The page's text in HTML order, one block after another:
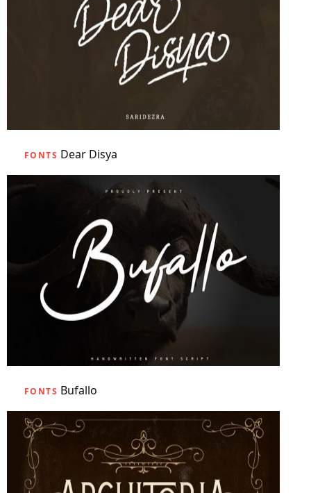
FONTS Dear Disya
FONTS Bufallo